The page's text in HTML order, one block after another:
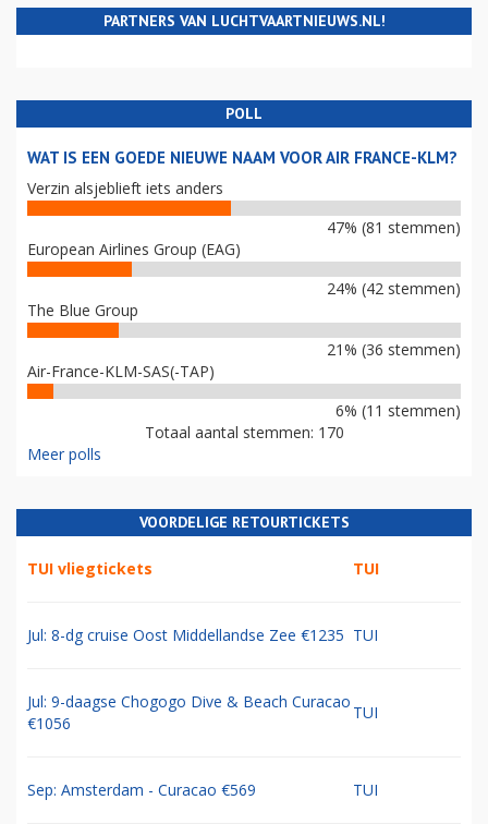
PARTNERS VAN LUCHTVAARTNIEUWS.NL!
POLL
WAT IS EEN GOEDE NIEUWE NAAM VOOR AIR FRANCE-KLM?
Verzin alsjeblieft iets anders
47% (81 stemmen)
European Airlines Group (EAG)
24% (42 stemmen)
The Blue Group
21% (36 stemmen)
Air-France-KLM-SAS(-TAP)
6% (11 stemmen)
Totaal aantal stemmen: 170
Meer polls
VOORDELIGE RETOURTICKETS
TUI vliegtickets TUI
Jul: 8-dg cruise Oost Middellandse Zee €1235 TUI
Jul: 9-daagse Chogogo Dive & Beach Curacao
€1056
TUI
Sep: Amsterdam - Curacao €569 TUI